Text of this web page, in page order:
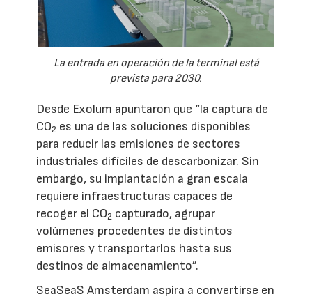
La entrada en operación de la terminal está
prevista para 2030.
Desde Exolum apuntaron que “la captura de
CO2 es una de las soluciones disponibles
para reducir las emisiones de sectores
industriales difíciles de descarbonizar. Sin
embargo, su implantación a gran escala
requiere infraestructuras capaces de
recoger el CO2 capturado, agrupar
volúmenes procedentes de distintos
emisores y transportarlos hasta sus
destinos de almacenamiento”.
SeaSeaS Amsterdam aspira a convertirse en